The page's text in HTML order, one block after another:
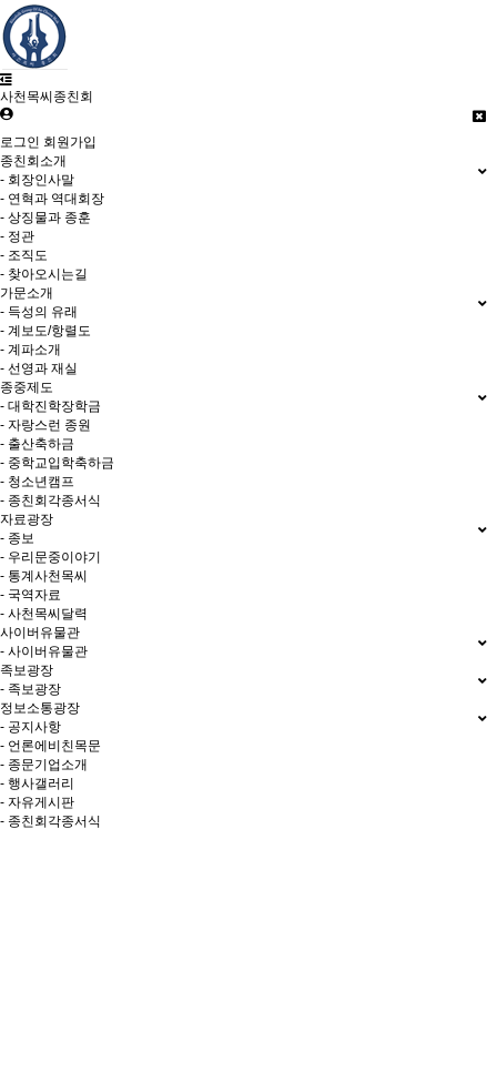
사천목씨종친회
로그인 회원가입
종친회소개
- 회장인사말
- 연혁과 역대회장
- 상징물과 종훈
- 정관
- 조직도
- 찾아오시는길
가문소개
- 득성의 유래
- 계보도/항렬도
- 계파소개
- 선영과 재실
종중제도
- 대학진학장학금
- 자랑스런 종원
- 출산축하금
- 중학교입학축하금
- 청소년캠프
- 종친회각종서식
자료광장
- 종보
- 우리문중이야기
- 통계사천목씨
- 국역자료
- 사천목씨달력
사이버유물관
- 사이버유물관
족보광장
- 족보광장
정보소통광장
- 공지사항
- 언론에비친목문
- 종문기업소개
- 행사갤러리
- 자유게시판
- 종친회각종서식